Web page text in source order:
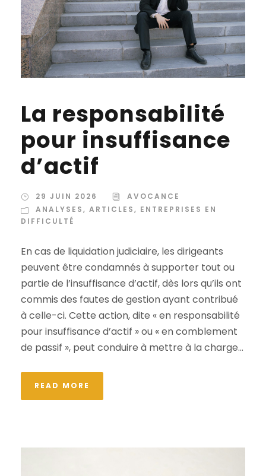
La responsabilité
pour insuffisance
d’actif
29 JUIN 2026
AVOCANCE
ANALYSES, ARTICLES, ENTREPRISES EN
DIFFICULTÉ
En cas de liquidation judiciaire, les dirigeants
peuvent être condamnés à supporter tout ou
partie de l’insuffisance d’actif, dès lors qu’ils ont
commis des fautes de gestion ayant contribué
à celle-ci. Cette action, dite « en responsabilité
pour insuffisance d’actif » ou « en comblement
de passif », peut conduire à mettre à la charge...
READ MORE